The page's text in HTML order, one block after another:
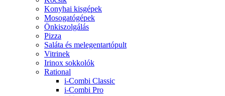
Konyhai kisgépek
Mosogatógépek
Önkiszolgálás
Pizza
Saláta és melegentartópult
Vitrinek
Irinox sokkolók
Rational
i-Combi Classic
i-Combi Pro